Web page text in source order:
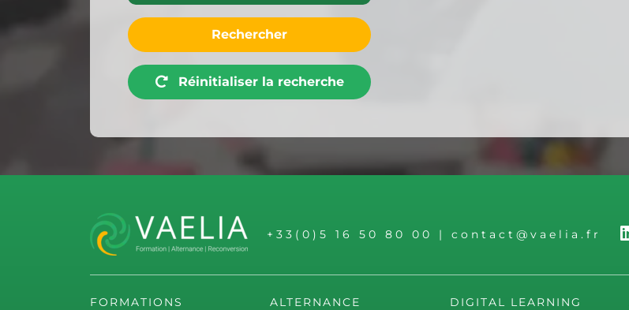
Rechercher
Réinitialiser la recherche
+33(0)5 16 50 80 00 | contact@vaelia.fr
FORMATIONS
ALTERNANCE
DIGITAL LEARNING